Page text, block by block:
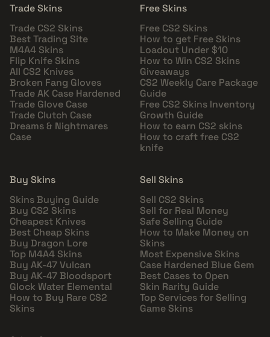
Trade Skins
Trade CS2 Skins
Best Trading Site
M4A4 Skins
Flip Knife Skins
All CS2 Knives
Broken Fang Gloves
Trade AK Case Hardened
Trade Glove Case
Trade Clutch Case
Dreams & Nightmares
Case
Free Skins
Free CS2 Skins
How to get Free Skins
Loadout Under $10
How to Win CS2 Skins
Giveaways
CS2 Weekly Care Package
Guide
Free CS2 Skins Inventory
Growth Guide
How to earn CS2 skins
How to craft free CS2
knife
Buy Skins
Skins Buying Guide
Buy CS2 Skins
Cheapest Knives
Best Cheap Skins
Buy Dragon Lore
Top M4A4 Skins
Buy AK-47 Vulcan
Buy AK-47 Bloodsport
Glock Water Elemental
How to Buy Rare CS2
Skins
Sell Skins
Sell CS2 Skins
Sell for Real Money
Safe Selling Guide
How to Make Money on
Skins
Most Expensive Skins
Case Hardened Blue Gem
Best Cases to Open
Skin Rarity Guide
Top Services for Selling
Game Skins